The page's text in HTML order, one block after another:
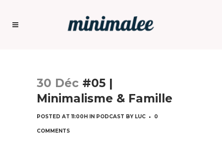
30 Déc #05 |
Minimalisme & Famille
POSTED AT 11:00H IN PODCAST BY LUC 0
COMMENTS